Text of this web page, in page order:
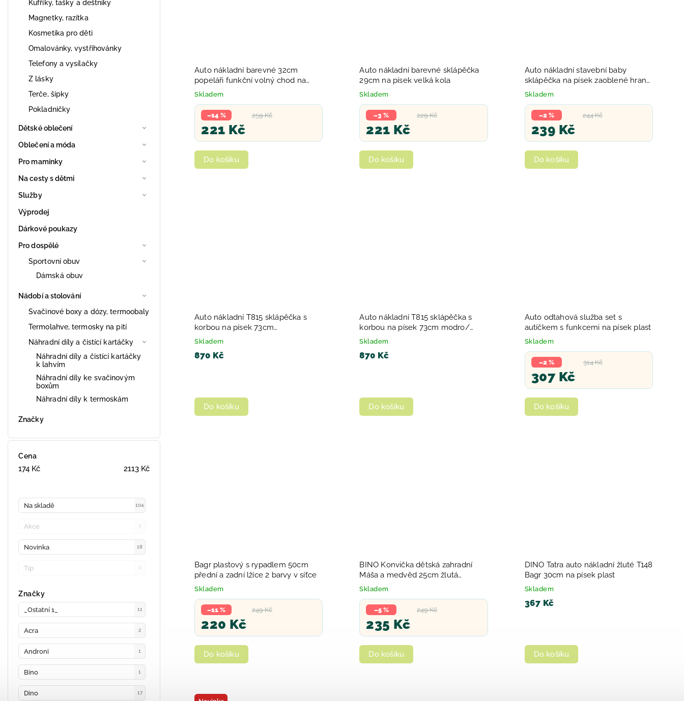
Kufříky, tašky a deštníky
Magnetky, razítka
Kosmetika pro děti
Omalovánky, vystřihovánky
Telefony a vysílačky
Z lásky
Terče, šipky
Pokladničky
Dětské oblečení
Oblečení a móda
Pro maminky
Na cesty s dětmi
Služby
Výprodej
Dárkové poukazy
Pro dospělé
Sportovní obuv
Dámská obuv
Nádobí a stolování
Svačinové boxy a dózy, termoobaly
Termolahve, termosky na pití
Náhradní díly a čistící kartáčky
Náhradní díly a čistící kartáčky
k lahvím
Náhradní díly ke svačinovým
boxům
Náhradní díly k termoskám
Značky
Cena
174 Kč 2113 Kč
Na skladě 104
Akce 0
Novinka 18
Tip 0
Značky
_Ostatní 1_ 11
Acra 2
Androni 1
Bino 1
Dino 17
Auto nákladní barevné 32cm
popeláři funkční volný chod na
písek plast
Skladem
259 Kč
–14 %
221 Kč
Do košíku
Auto nákladní barevné sklápěčka
29cm na písek velká kola
Skladem
229 Kč
–3 %
221 Kč
Do košíku
Auto nákladní stavební baby
sklápěčka na písek zaoblené hrany
3 barvy
Skladem
244 Kč
–2 %
239 Kč
Do košíku
Auto nákladní T815 sklápěčka s
korbou na písek 73cm
červeno/modrá
Skladem
870 Kč
Do košíku
Auto nákladní T815 sklápěčka s
korbou na písek 73cm modro/
červená
Skladem
870 Kč
Do košíku
Auto odtahová služba set s
autíčkem s funkcemi na písek plast
Skladem
314 Kč
–2 %
307 Kč
Do košíku
Bagr plastový s rypadlem 50cm
přední a zadní lžíce 2 barvy v síťce
Skladem
249 Kč
–11 %
220 Kč
Do košíku
BINO Konvička dětská zahradní
Máša a medvěd 25cm žlutá
plechová
Skladem
249 Kč
–5 %
235 Kč
Do košíku
DINO Tatra auto nákladní žluté T148
Bagr 30cm na písek plast
Skladem
367 Kč
Do košíku